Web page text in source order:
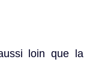
loin que la